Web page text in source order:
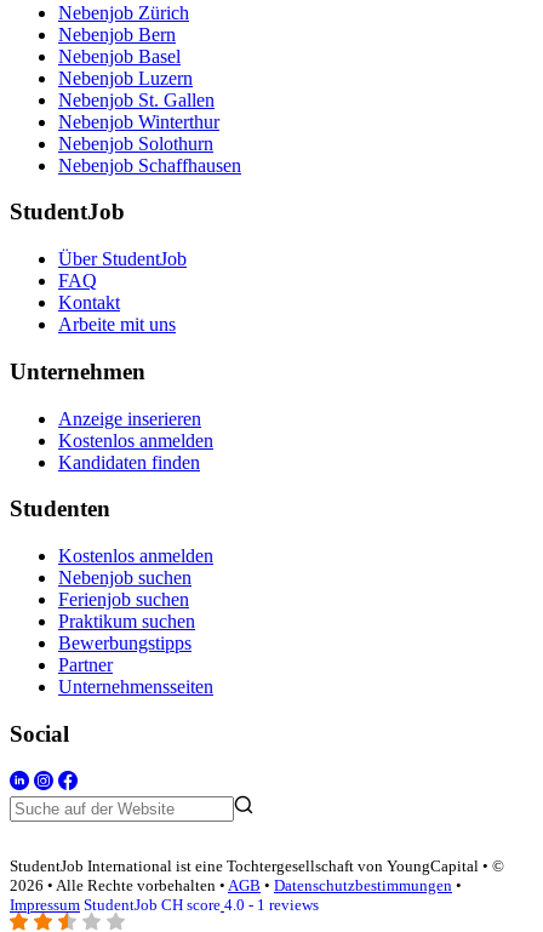
Nebenjob Zürich
Nebenjob Bern
Nebenjob Basel
Nebenjob Luzern
Nebenjob St. Gallen
Nebenjob Winterthur
Nebenjob Solothurn
Nebenjob Schaffhausen
StudentJob
Über StudentJob
FAQ
Kontakt
Arbeite mit uns
Unternehmen
Anzeige inserieren
Kostenlos anmelden
Kandidaten finden
Studenten
Kostenlos anmelden
Nebenjob suchen
Ferienjob suchen
Praktikum suchen
Bewerbungstipps
Partner
Unternehmensseiten
Social
StudentJob International ist eine Tochtergesellschaft von YoungCapital • ©
2026 • Alle Rechte vorbehalten • AGB • Datenschutzbestimmungen •
Impressum StudentJob CH score 4.0 - 1 reviews